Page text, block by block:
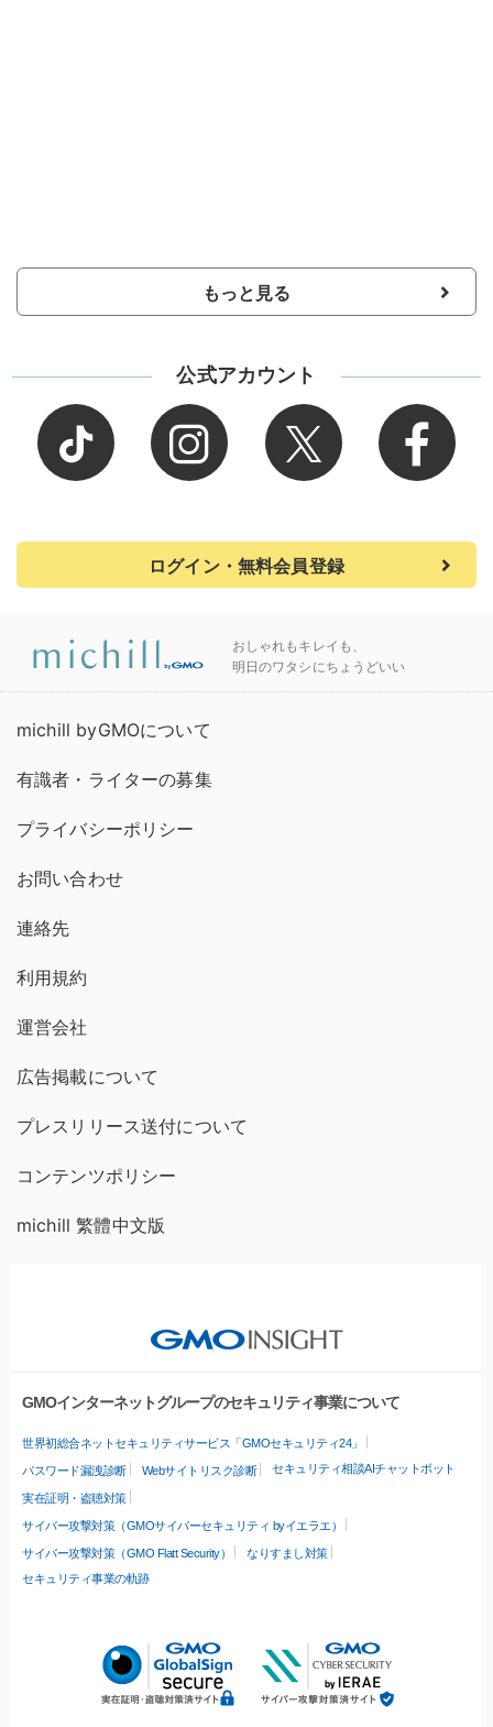
もっと見る
公式アカウント
ログイン・無料会員登録
おしゃれもキレイも、
明日のワタシにちょうどいい
michill byGMOについて
有識者・ライターの募集
プライバシーポリシー
お問い合わせ
連絡先
利用規約
運営会社
広告掲載について
プレスリリース送付について
コンテンツポリシー
michill 繁體中文版
GMOインターネットグループのセキュリティ事業について
世界初総合ネットセキュリティサービス「GMOセキュリティ24」
パスワード漏洩診断 Webサイトリスク診断 セキュリティ相談AIチャットボット
実在証明・盗聴対策
サイバー攻撃対策（GMOサイバーセキュリティ byイエラエ）
サイバー攻撃対策（GMO Flatt Security）
なりすまし対策
セキュリティ事業の軌跡